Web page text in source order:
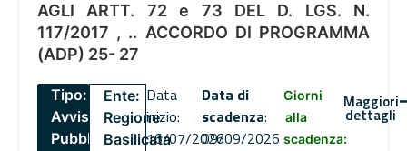
AGLI ARTT. 72 e 73 DEL D. LGS. N.
117/2017 , .. ACCORDO DI PROGRAMMA
(ADP) 25- 27
Tipo:
Avviso
Pubblico
Ente:
Regione
Basilicata
Data
inizio:
16/07/2026
Data di
scadenza:
09/09/2026
Giorni
alla
scadenza:
Maggiori
dettagli